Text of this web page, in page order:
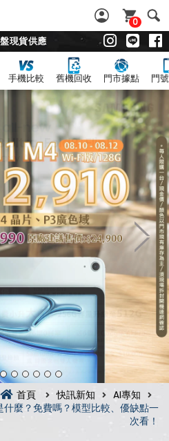
0
現貨供應
手機比較 舊機回收 門市據點 門
首頁 快訊新知
AI專知
什麼？免費嗎？模型比較、優缺點一
次看！